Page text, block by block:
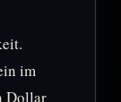
im
Dollar